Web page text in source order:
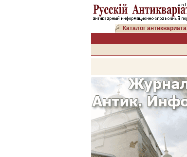
Каталог антиквариата